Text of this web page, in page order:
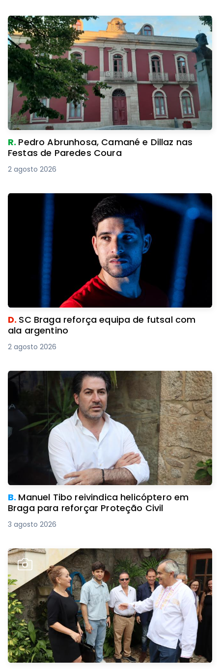
R. Pedro Abrunhosa, Camané e Dillaz nas
Festas de Paredes Coura
2 agosto 2026
D. SC Braga reforça equipa de futsal com
ala argentino
2 agosto 2026
B. Manuel Tibo reivindica helicóptero em
Braga para reforçar Proteção Civil
3 agosto 2026